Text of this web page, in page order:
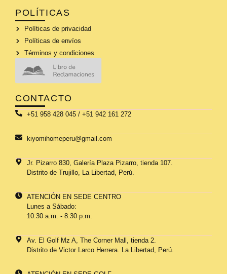
POLÍTICAS
Políticas de privacidad
Políticas de envíos
Términos y condiciones
CONTACTO
+51 958 428 045 / +51 942 161 272
kiyomihomeperu@gmail.com
Jr. Pizarro 830, Galería Plaza Pizarro, tienda 107.
Distrito de Trujillo, La Libertad, Perú.
ATENCIÓN EN SEDE CENTRO
Lunes a Sábado:
10:30 a.m. - 8:30 p.m.
Av. El Golf Mz A, The Corner Mall, tienda 2.
Distrito de Victor Larco Herrera. La Libertad, Perú.